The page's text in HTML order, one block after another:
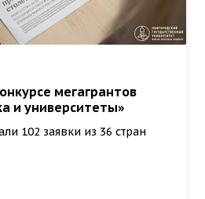
мегагрантов
и университеты»
102 заявки из 36 стран